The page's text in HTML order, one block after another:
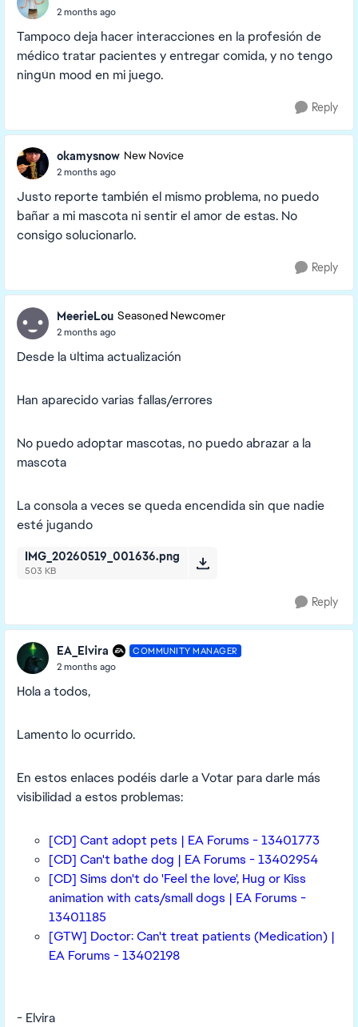
2 months ago
Tampoco deja hacer interacciones en la profesión de
médico tratar pacientes y entregar comida, y no tengo
ningún mood en mi juego.
Reply
okamysnow New Novice
2 months ago
Justo reporte también el mismo problema, no puedo
bañar a mi mascota ni sentir el amor de estas. No
consigo solucionarlo.
Reply
MeerieLou Seasoned Newcomer
2 months ago
Desde la última actualización
Han aparecido varias fallas/errores
No puedo adoptar mascotas, no puedo abrazar a la
mascota
La consola a veces se queda encendida sin que nadie
esté jugando
IMG_20260519_001636.png
503 KB
Reply
EA_Elvira COMMUNITY MANAGER
2 months ago
Hola a todos,
Lamento lo ocurrido.
En estos enlaces podéis darle a Votar para darle más
visibilidad a estos problemas:
[CD] Cant adopt pets | EA Forums - 13401773
[CD] Can't bathe dog | EA Forums - 13402954
[CD] Sims don't do 'Feel the love', Hug or Kiss
animation with cats/small dogs | EA Forums -
13401185
[GTW] Doctor: Can't treat patients (Medication) |
EA Forums - 13402198
- Elvira